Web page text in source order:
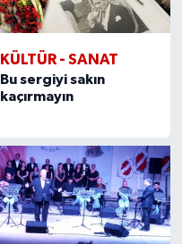
KÜLTÜR - SANAT
Bu sergiyi sakın
kaçırmayın